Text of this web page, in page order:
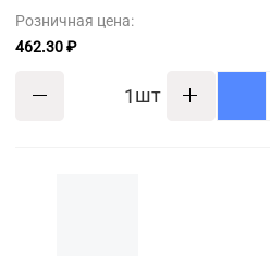
Розничная цена:
462.30 ₽
шт